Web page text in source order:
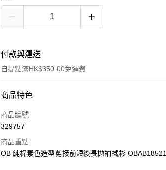
付款與運送
自提點滿HK$350.00免運費
付款方式
信用卡
AlipayHK
商品特色
商品編號
329757
商品重點
OB 純棉素色造型剪接前短後長拋袖襯衫 OBAB18521